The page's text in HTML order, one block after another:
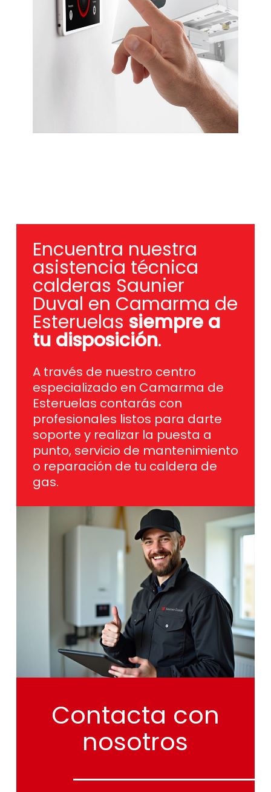
Encuentra nuestra
asistencia técnica
calderas Saunier
Duval en Camarma de
Esteruelas siempre a
tu disposición.
A través de nuestro centro
especializado en Camarma de
Esteruelas contarás con
profesionales listos para darte
soporte y realizar la puesta a
punto, servicio de mantenimiento
o reparación de tu caldera de
gas.
Contacta con
nosotros